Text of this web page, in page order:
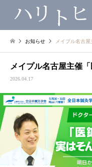
お知らせ メイプル名古
メイプル名古屋主催
2026.04.17